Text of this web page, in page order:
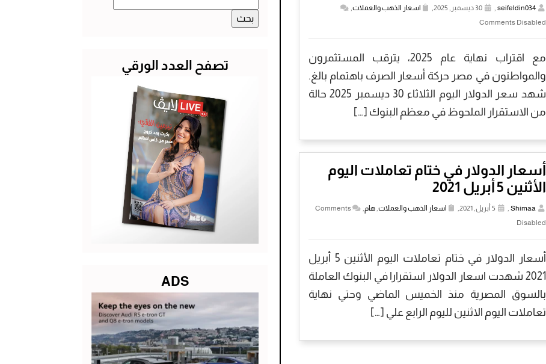
seifeldin034
, 30 ديسمبر, 2025, اسعار الذهب والعملات,
Comments Disabled
مع اقتراب نهاية عام 2025، يترقب المستثمرون
والمواطنون في مصر حركة أسعار الصرف باهتمام بالغ.
شهد سعر الدولار اليوم الثلاثاء 30 ديسمبر 2025 حالة
من الاستقرار الملحوظ في معظم البنوك […]
أسعار الدولار في ختام تعاملات اليوم
الأثنين 5 أبريل 2021
Shimaa
, 5 أبريل, 2021, اسعار الذهب والعملات,هام,
Comments
Disabled
أسعار الدولار في ختام تعاملات اليوم الأثنين 5 أبريل
2021 شهدت اسعار الدولار استقرارا في البنوك العاملة
بالسوق المصرية منذ الخميس الماضي وحتي نهاية
تعاملات اليوم الاثنين لليوم الرابع علي […]
عن:
تصفح العدد الورقي
ADS